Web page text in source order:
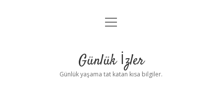
Anasayfa
Yasal Uyarı
menüyü
Günlük İzler
Günlük yaşama tat katan kısa bilgiler.